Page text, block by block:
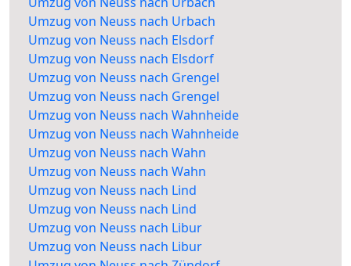
Umzug von Neuss nach Urbach
Umzug von Neuss nach Elsdorf
Umzug von Neuss nach Elsdorf
Umzug von Neuss nach Grengel
Umzug von Neuss nach Grengel
Umzug von Neuss nach Wahnheide
Umzug von Neuss nach Wahnheide
Umzug von Neuss nach Wahn
Umzug von Neuss nach Wahn
Umzug von Neuss nach Lind
Umzug von Neuss nach Lind
Umzug von Neuss nach Libur
Umzug von Neuss nach Libur